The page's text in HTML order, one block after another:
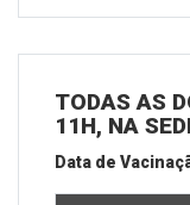
TODAS AS
11H, NA
Data de